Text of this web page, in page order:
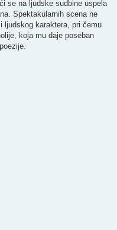
se na ljudske sudbine uspela
Spektakularnih scena ne
ljudskog karaktera, pri čemu
koja mu daje poseban